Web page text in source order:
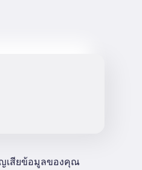
เสียข้อมูลของคุณ